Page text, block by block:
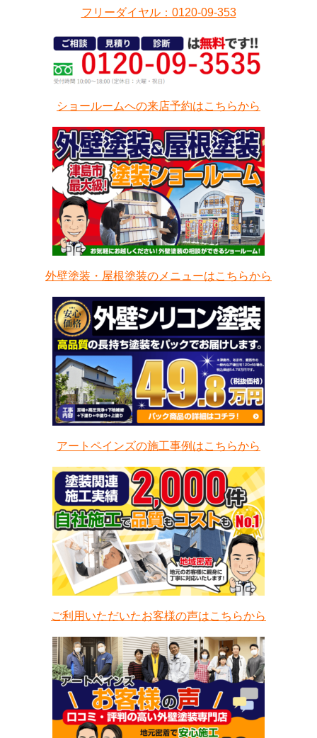
フリーダイヤル：0120-09-353
ショールームへの来店予約はこちらから
外壁塗装・屋根塗装のメニューはこちらから
アートペインズの施工事例はこちらから
ご利用いただいたお客様の声はこちらから